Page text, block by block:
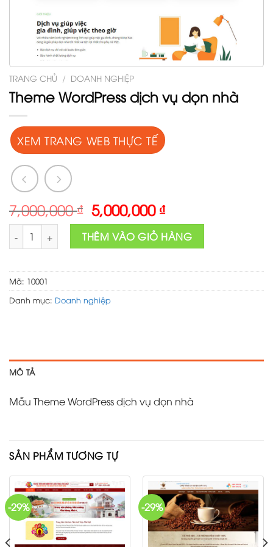
TRANG CHỦ / DOANH NGHIỆP
Theme WordPress dịch vụ dọn nhà
XEM TRANG WEB THỰC TẾ
7,000,000₫ Original
price
was:
7,000,000 ₫.
5,000,000₫Current
price
is:
5,000,000 ₫.
Theme Wordpress dịch vụ dọn nhà số lượng
THÊM VÀO GIỎ HÀNG
Mã: 10001
Danh mục: Doanh nghiệp
MÔ TẢ
Mẫu Theme WordPress dịch vụ dọn nhà
SẢN PHẨM TƯƠNG TỰ
-29% -29%